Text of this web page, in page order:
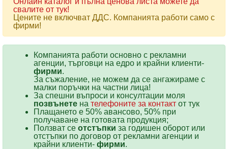
свалите от тук!
Цените не включват ДДС. Компанията работи само с
фирми!
Компанията работи основно с рекламни
агенции, търговци на едро и крайни клиенти-
фирми.
За съжаление, не можем да се ангажираме с
малки поръчки на частни лица!
За спешни въпроси и консултации моля
позвънете на телефоните за контакт от тук
Плащането е 50% авансово, 50% при
получаване на готовата продукция;
Ползват се отстъпки за годишен оборот или
отстъпки по договор от рекламни агенции и
крайни клиенти- фирми.